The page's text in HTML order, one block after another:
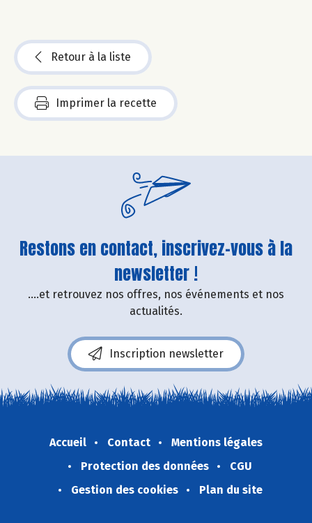
Retour à la liste
Imprimer la recette
Restons en contact, inscrivez-vous à la
newsletter !
....et retrouvez nos offres, nos événements et nos
actualités.
Inscription newsletter
Accueil Contact
Mentions légales
Protection des données
CGU
Gestion des cookies
Plan du site